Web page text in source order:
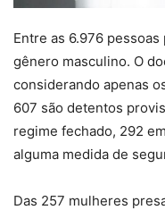
Entre as 6.976
gênero masculino. O
considerando apenas
607 são detentos
regime fechado, 292
alguma medida de
Das 257 mulheres